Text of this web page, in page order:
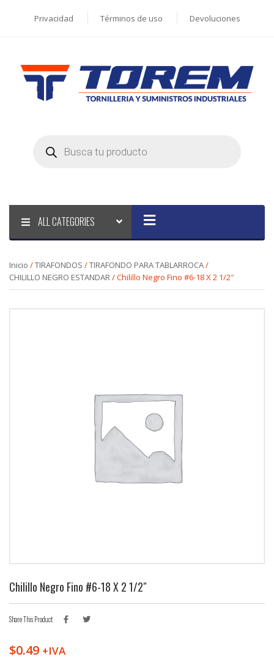
Privacidad Términos de uso Devoluciones
search
ALL CATEGORIES
Inicio /TIRAFONDOS /TIRAFONDO PARA TABLARROCA/
CHILILLO NEGRO ESTANDAR/ Chilillo Negro Fino #6-18 X 2 1/2″
Chilillo Negro Fino #6-18 X 2 1/2″
Share This Product
$0.49 +IVA